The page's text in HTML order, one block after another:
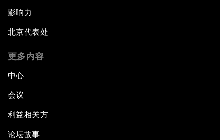
影响力
北京代表处
更多内容
中心
会议
利益相关方
论坛故事